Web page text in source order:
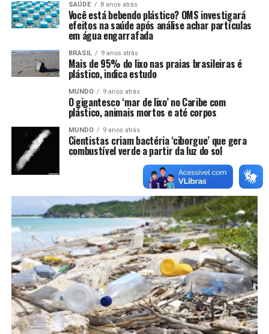
SAÚDE 8 anos atrás
Você está bebendo plástico? OMS investigará
efeitos na saúde após análise achar partículas
em água engarrafada
BRASIL 9 anos atrás
Mais de 95% do lixo nas praias brasileiras é
plástico, indica estudo
MUNDO 9 anos atrás
O gigantesco ‘mar de lixo’ no Caribe com
plástico, animais mortos e até corpos
MUNDO 9 anos atrás
Cientistas criam bactéria ‘ciborgue’ que gera
combustível verde a partir da luz do sol